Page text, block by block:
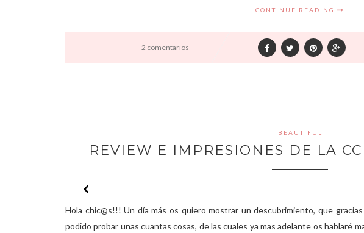
CONTINUE READING
2 comentarios
BEAUTIFUL
REVIEW E IMPRESIONES DE LA
Hola chic@s!!! Un día más os quiero mostrar un descubrimiento, que
podido probar unas cuantas cosas, de las cuales ya mas adelante os hablaré